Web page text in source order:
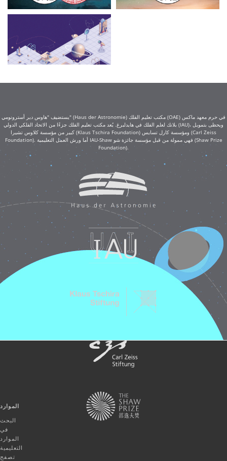
يستضيف "هاوس دير أسترونومي" (Haus der Astronomie) مكتب تعليم الفلك (OAE) في حرم معهد ماكس
بلانك لعلم الفلك في هايدلبرغ. يُعد مكتب تعليم الفلك جزءًا من الاتحاد الفلكي الدولي (IAU)، ويحظى بتمويل
كبير من مؤسسة كلاوس تشيرا (Klaus Tschira Foundation) ومؤسسة كارل تسايس (Carl Zeiss
Foundation). أما ورش العمل التعليمية IAU-Shaw فهي ممولة من قبل مؤسسة جائزة شو (Shaw Prize
Foundation).
الموارد
البحث
في
الموارد
التعليمية
تصفح